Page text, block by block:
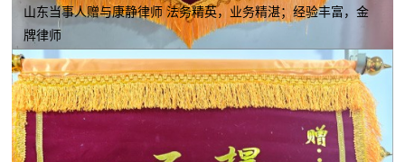
山东当事人赠与康静律师 法务精英，业务精湛；经验丰富，金
牌律师